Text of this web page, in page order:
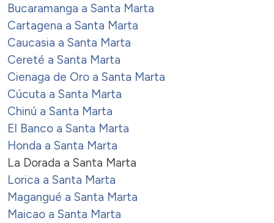
Bucaramanga a Santa Marta
Cartagena a Santa Marta
Caucasia a Santa Marta
Cereté a Santa Marta
Cienaga de Oro a Santa Marta
Cúcuta a Santa Marta
Chinú a Santa Marta
El Banco a Santa Marta
Honda a Santa Marta
La Dorada a Santa Marta
Lorica a Santa Marta
Magangué a Santa Marta
Maicao a Santa Marta